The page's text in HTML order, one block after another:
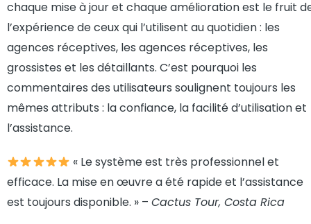
chaque mise à jour et chaque amélioration est le fruit
l’expérience de ceux qui l’utilisent au quotidien : les
agences réceptives, les agences réceptives, les
grossistes et les détaillants. C’est pourquoi les
commentaires des utilisateurs soulignent toujours les
mêmes attributs : la confiance, la facilité d’utilisation et
l’assistance.
« Le système est très professionnel et
efficace. La mise en œuvre a été rapide et l’assistance
est toujours disponible. » – Cactus Tour, Costa Rica